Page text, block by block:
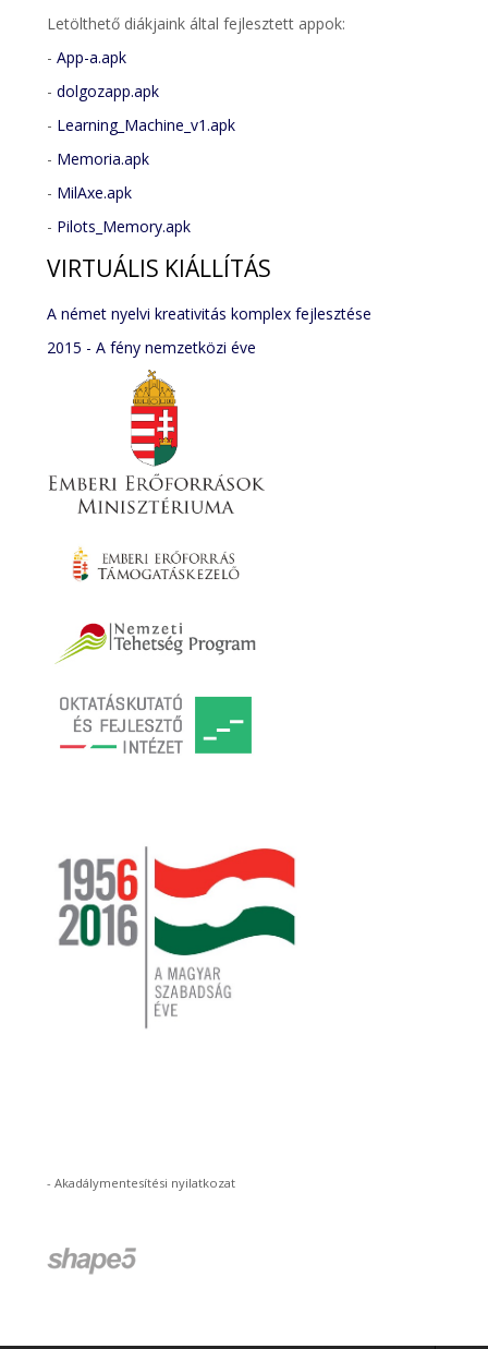
Letölthető diákjaink által fejlesztett appok:
-App-a.apk
-dolgozapp.apk
- Learning_Machine_v1.apk
- Memoria.apk
- MilAxe.apk
- Pilots_Memory.apk
VIRTUÁLIS KIÁLLÍTÁS
A német nyelvi kreativitás komplex fejlesztése
2015 - A fény nemzetközi éve
-Akadálymentesítési nyilatkozat